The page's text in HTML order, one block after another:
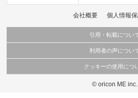
会社概要 個人情報
引用・転載につい
当サイトで公開されている情報（文字、写真、イラ
これらの情報を権利者の許可なく無断転載・複製な
利用者の声につい
当サイトに掲載している内容はすべてサービスの利
弊社の見解・ 意見ではないことをご理解いただいた上
クッキーの使用につ
このサイトでは Cookie を使用して、ユーザーに合わ
© oricon ME inc.